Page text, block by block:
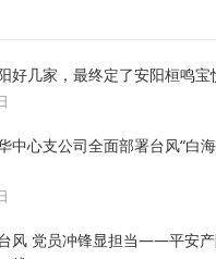
好几家，最终定了安阳桓鸣宝
中心支公司全面部署台风“白
风 党员冲锋显担当——平安